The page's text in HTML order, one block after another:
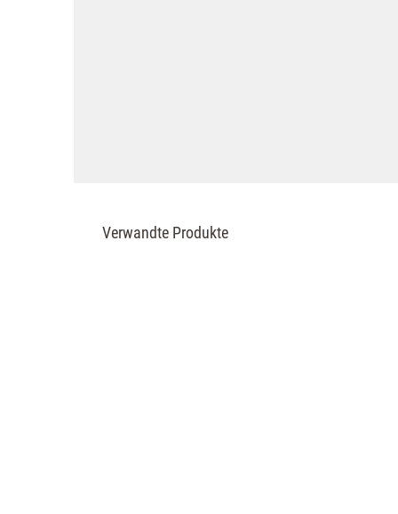
Verwandte Produkte